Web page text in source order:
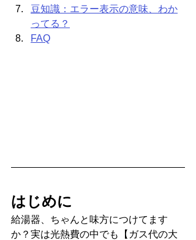
豆知識：エラー表示の意味、わか
ってる？
FAQ
はじめに
給湯器、ちゃんと味方につけてます
か？実は光熱費の中でも【ガス代の大